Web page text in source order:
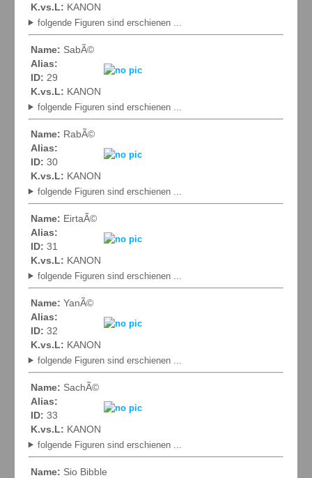
K.vs.L: KANON
folgende Figuren sind erschienen ...
Name: SabÃ©
Alias:
ID: 29
K.vs.L: KANON
folgende Figuren sind erschienen ...
Name: RabÃ©
Alias:
ID: 30
K.vs.L: KANON
folgende Figuren sind erschienen ...
Name: EirtaÃ©
Alias:
ID: 31
K.vs.L: KANON
folgende Figuren sind erschienen ...
Name: YanÃ©
Alias:
ID: 32
K.vs.L: KANON
folgende Figuren sind erschienen ...
Name: SachÃ©
Alias:
ID: 33
K.vs.L: KANON
folgende Figuren sind erschienen ...
Name: Sio Bibble